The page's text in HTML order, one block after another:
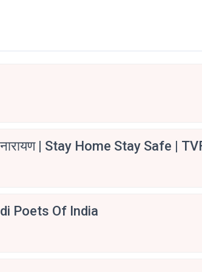
| Stay Home Stay Safe |
Poets Of India